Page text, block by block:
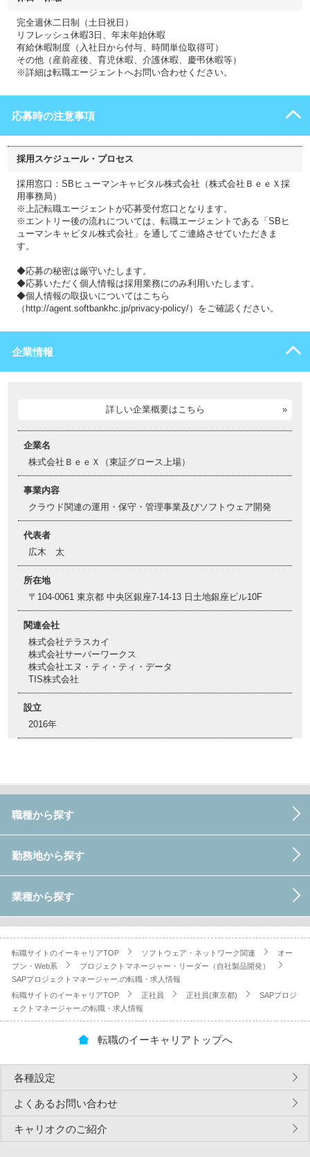
完全週休二日制（土日祝日）
リフレッシュ休暇3日、年末年始休暇
有給休暇制度（入社日から付与、時間単位取得可）
その他（産前産後、育児休暇、介護休暇、慶弔休暇等）
※詳細は転職エージェントへお問い合わせください。
応募時の注意事項
採用スケジュール・プロセス
採用窓口：SBヒューマンキャピタル株式会社（株式会社ＢｅｅＸ採
用事務局）
※上記転職エージェントが応募受付窓口となります。
※エントリー後の流れについては、転職エージェントである「SBヒ
ューマンキャピタル株式会社」を通してご連絡させていただきま
す。
◆応募の秘密は厳守いたします。
◆応募いただく個人情報は採用業務にのみ利用いたします。
◆個人情報の取扱いについてはこちら
（http://agent.softbankhc.jp/privacy-policy/）をご確認ください。
企業情報
詳しい企業概要はこちら
企業名
株式会社ＢｅｅＸ（東証グロース上場）
事業内容
クラウド関連の運用・保守・管理事業及びソフトウェア開発
代表者
広木 太
所在地
〒104-0061 東京都 中央区銀座7-14-13 日土地銀座ビル10F
関連会社
株式会社テラスカイ
株式会社サーバーワークス
株式会社エヌ・ティ・ティ・データ
TIS株式会社
設立
2016年
職種から探す
勤務地から探す
業種から探す
転職サイトのイーキャリアTOP ソフトウェア・ネットワーク関連
オー
プン・Web系
プロジェクトマネージャー・リーダー（自社製品開発）
SAPプロジェクトマネージャー.の転職・求人情報
転職サイトのイーキャリアTOP
正社員 正社員(東京都)
SAPプロジ
ェクトマネージャー.の転職・求人情報
転職のイーキャリアトップへ
各種設定
よくあるお問い合わせ
キャリオクのご紹介